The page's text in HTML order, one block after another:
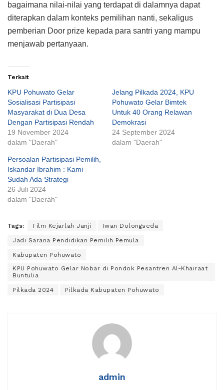
bagaimana nilai-nilai yang terdapat di dalamnya dapat
diterapkan dalam konteks pemilihan nanti, sekaligus
pemberian Door prize kepada para santri yang mampu
menjawab pertanyaan.
Terkait
KPU Pohuwato Gelar
Sosialisasi Partisipasi
Masyarakat di Dua Desa
Dengan Partisipasi Rendah
19 November 2024
dalam "Daerah"
Jelang Pilkada 2024, KPU
Pohuwato Gelar Bimtek
Untuk 40 Orang Relawan
Demokrasi
24 September 2024
dalam "Daerah"
Persoalan Partisipasi Pemilih,
Iskandar Ibrahim : Kami
Sudah Ada Strategi
26 Juli 2024
dalam "Daerah"
Tags: Film Kejarlah Janji Iwan Dolongseda
Jadi Sarana Pendidikan Pemilih Pemula
Kabupaten Pohuwato
KPU Pohuwato Gelar Nobar di Pondok Pesantren Al-Khairaat
Buntulia
Pilkada 2024 Pilkada Kabupaten Pohuwato
admin